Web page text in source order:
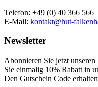
Telefon: +49 (0) 40 366 566
E-Mail: kontakt@hut-
Newsletter
Abonnieren Sie jetzt
Sie einmalig 10% Rabatt in
Den Gutschein Code